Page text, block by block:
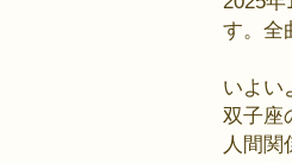
す。全
いよい
双子座
人間関